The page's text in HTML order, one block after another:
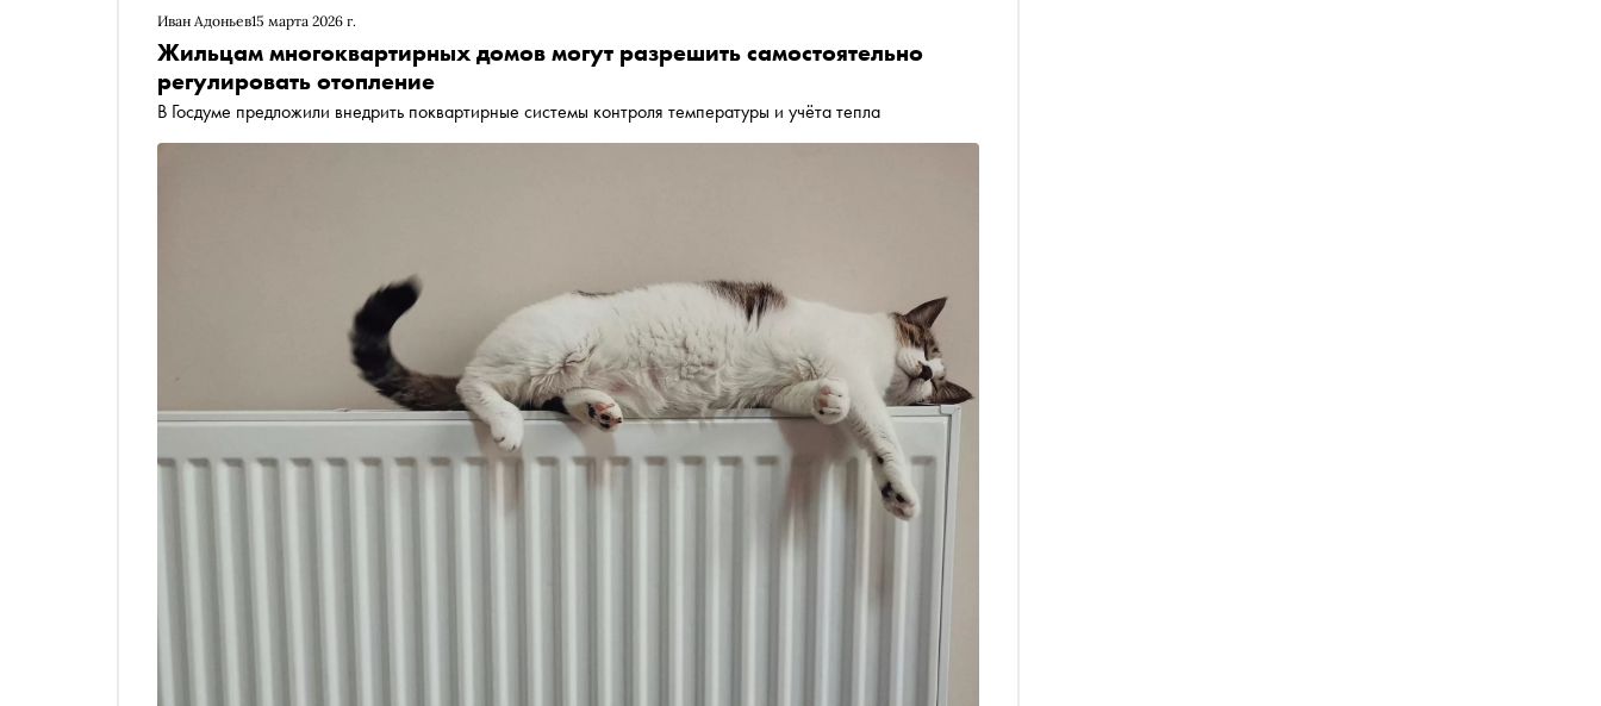
Иван Адоньев15 марта 2026 г.
Жильцам многоквартирных домов могут разрешить самостоятельно
регулировать отопление
В Госдуме предложили внедрить поквартирные системы контроля температуры и учёта тепла